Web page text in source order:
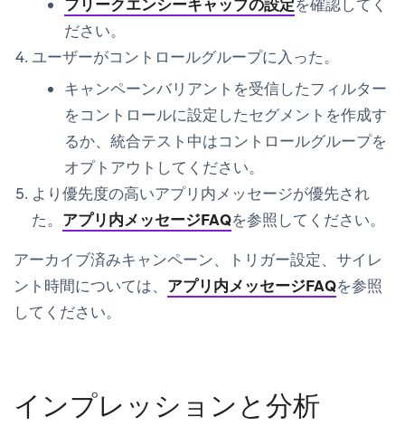
フリークエンシーキャップの設定を確認してく
ださい。
ユーザーがコントロールグループに入った。
キャンペーンバリアントを受信したフィルター
をコントロールに設定したセグメントを作成す
るか、統合テスト中はコントロールグループを
オプトアウトしてください。
より優先度の高いアプリ内メッセージが優先され
た。 アプリ内メッセージFAQを参照してください。
アーカイブ済みキャンペーン、トリガー設定、サイレ
ント時間については、 アプリ内メッセージFAQを参照
してください。
インプレッションと分析